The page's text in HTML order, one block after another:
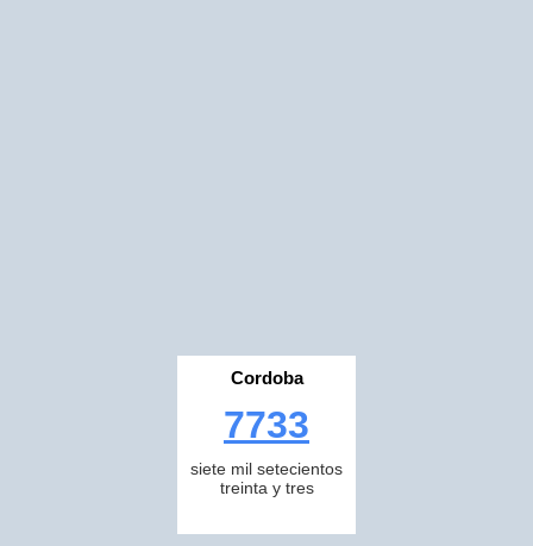
Cordoba
7733
siete mil setecientos
treinta y tres